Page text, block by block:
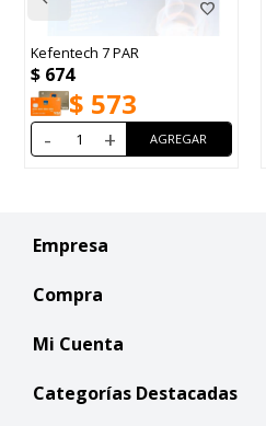
Kefentech 7 PAR
$ 674
$ 573
- +
Empresa
Compra
Mi Cuenta
Categorías Destacadas